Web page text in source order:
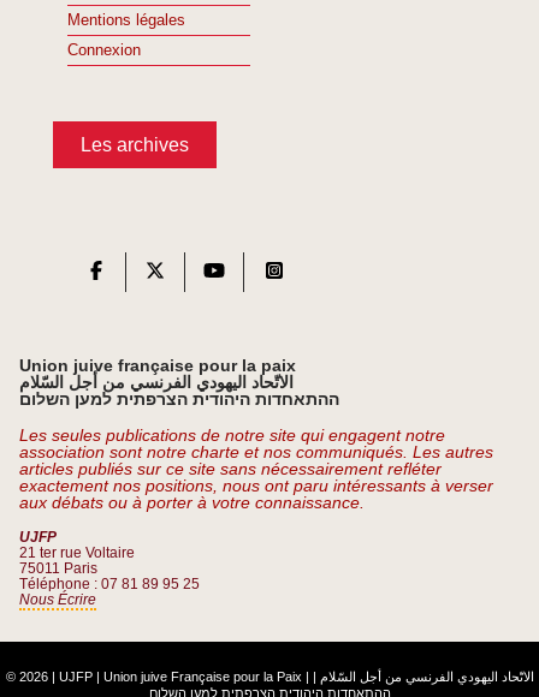
Mentions légales
Connexion
Les archives
Union juive française pour la paix
الاتّحاد اليهودي الفرنسي من أجل السّلام
ההתאחדות היהודית הצרפתית למען השלום
Les seules publications de notre site qui engagent notre
association sont notre charte et nos communiqués. Les autres
articles publiés sur ce site sans nécessairement refléter
exactement nos positions, nous ont paru intéressants à verser
aux débats ou à porter à votre connaissance.
UJFP
21 ter rue Voltaire
75011 Paris
Téléphone : 07 81 89 95 25
Nous Écrire
© 2026 | UJFP | Union juive Française pour la Paix | الاتّحاد اليهودي الفرنسي من أجل السّلام |
ההתאחדות היהודית הצרפתית למען השלום